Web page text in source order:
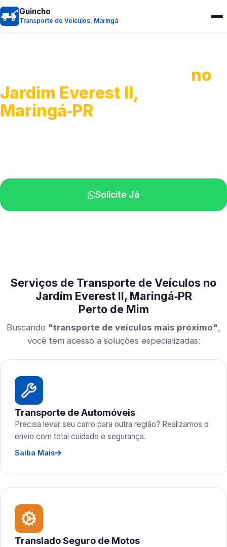
Guincho
Transporte de Veículos, Maringá
no
Jardim Everest II,
Maringá‑PR
Solicite Já
Serviços de Transporte de Veículos no
Jardim Everest II, Maringá‑PR
Perto de Mim
Buscando "transporte de veículos mais próximo",
você tem acesso a soluções especializadas:
Transporte de Automóveis
Precisa levar seu carro para outra região? Realizamos o
envio com total cuidado e segurança.
Saiba Mais
Translado Seguro de Motos